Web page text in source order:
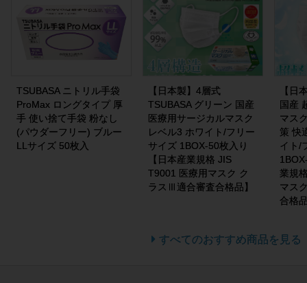
TSUBASA ニトリル手袋
ProMax ロングタイプ 厚
手 使い捨て手袋 粉なし
(パウダーフリー) ブルー
LLサイズ 50枚入
【日本製】4層式
TSUBASA グリーン 国産
医療用サージカルマスク
レベル3 ホワイト/フリー
サイズ 1BOX-50枚入り
【日本産業規格 JIS
T9001 医療用マスク ク
ラスⅢ適合審査合格品】
【日
国産
マス
策 快
イト/
業規
マス
合格
すべてのおすすめ商品を見る